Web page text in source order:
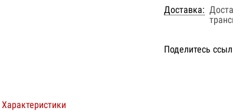
Доставка:
Поделитесь
Характеристики